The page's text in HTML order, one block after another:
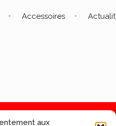
aux
Accessoires